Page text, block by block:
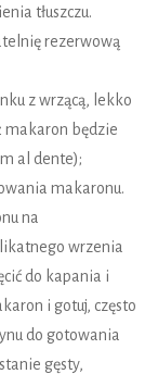
tłuszczu.
rezerwową
z wrzącą, lekko
makaron będzie
al dente);
makaronu.
na
wrzenia
do kapania i
i gotuj, często
do gotowania
gęsty,